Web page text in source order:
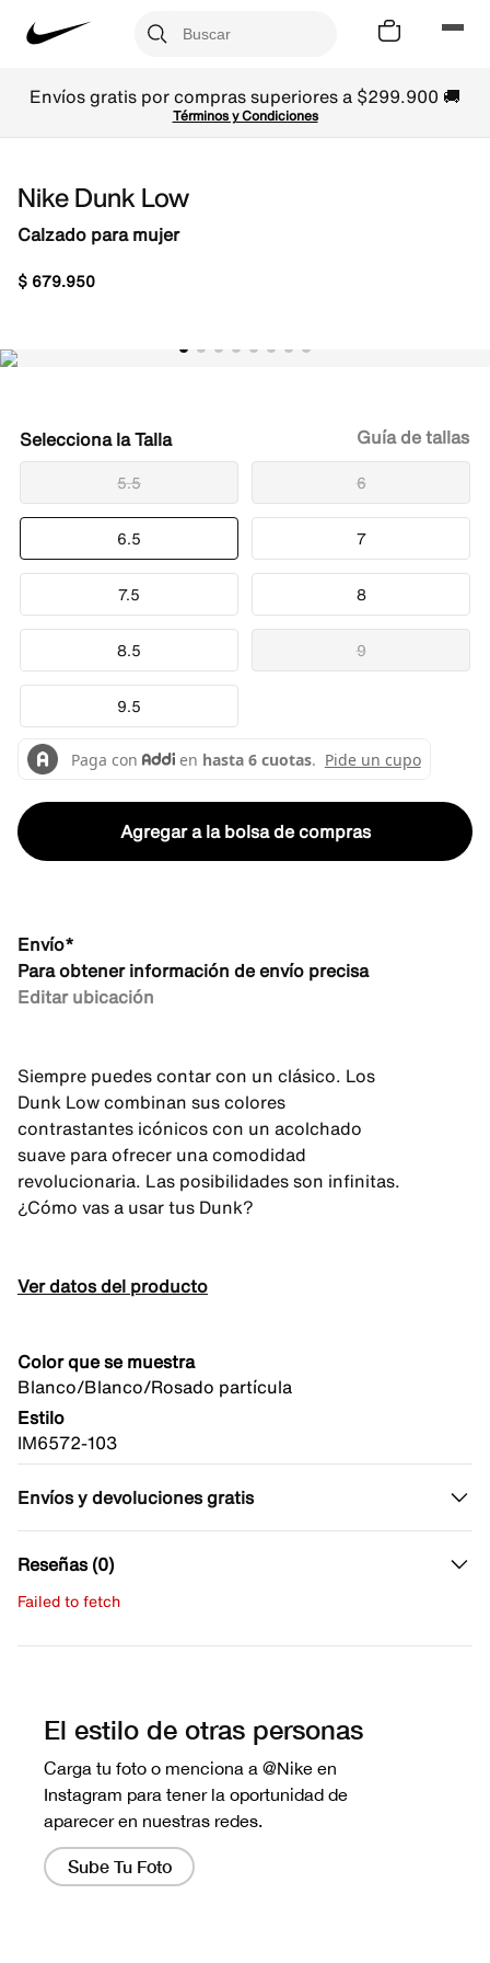
Envíos gratis por compras superiores a $299.900 🚚
Términos y Condiciones
Nike Dunk Low
Calzado para mujer
$ 679.950
Talla
5.5 6
6.5 7
7.5 8
8.5 9
9.5
Guía de tallas
Agregar a la bolsa de compras
Envío*
Para obtener información de envío precisa
Editar ubicación
Siempre puedes contar con un clásico. Los
Dunk Low combinan sus colores
contrastantes icónicos con un acolchado
suave para ofrecer una comodidad
revolucionaria. Las posibilidades son infinitas.
¿Cómo vas a usar tus Dunk?
Ver datos del producto
Color que se muestra
Blanco/Blanco/Rosado partícula
Estilo
IM6572-103
Envíos y devoluciones gratis
Reseñas (0)
Failed to fetch